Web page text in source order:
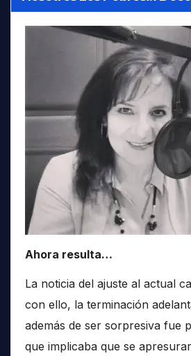
Ahora resulta…
La noticia del ajuste al actual
con ello, la terminación
además de ser sorpresiva fue
que implicaba que se